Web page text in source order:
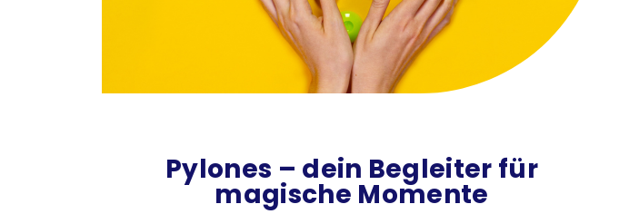
Pylones – dein Begleiter für
magische Momente